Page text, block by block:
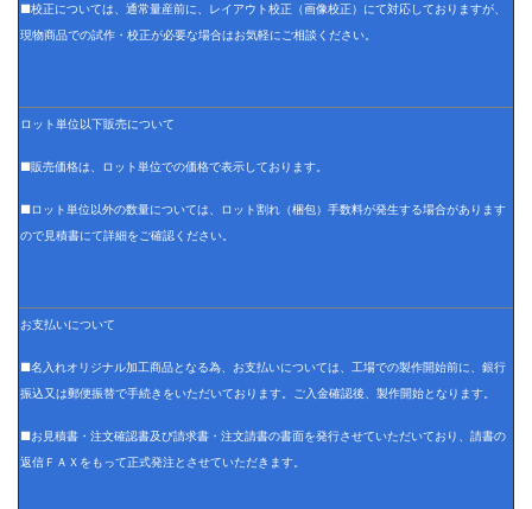
■校正については、通常量産前に、レイアウト校正（画像校正）にて対応しておりますが、
現物商品での試作・校正が必要な場合はお気軽にご相談ください。
ロット単位以下販売について
■販売価格は、ロット単位での価格で表示しております。
■ロット単位以外の数量については、ロット割れ（梱包）手数料が発生する場合があります
ので見積書にて詳細をご確認ください。
お支払いについて
■名入れオリジナル加工商品となる為、お支払いについては、工場での製作開始前に、銀行
振込又は郵便振替で手続きをいただいております。ご入金確認後、製作開始となります。
■お見積書・注文確認書及び請求書・注文請書の書面を発行させていただいており、請書の
返信ＦＡＸをもって正式発注とさせていただきます。